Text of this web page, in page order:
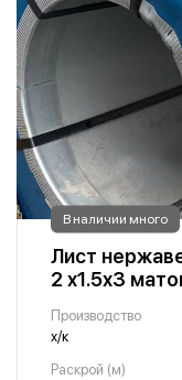
В наличии много
Лист
2 х1.5х3
Производство
х/к
Раскрой (м)